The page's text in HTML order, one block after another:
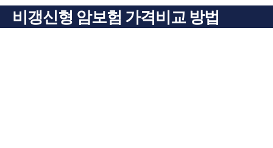
비갱신형 암보험 가격비교 방법